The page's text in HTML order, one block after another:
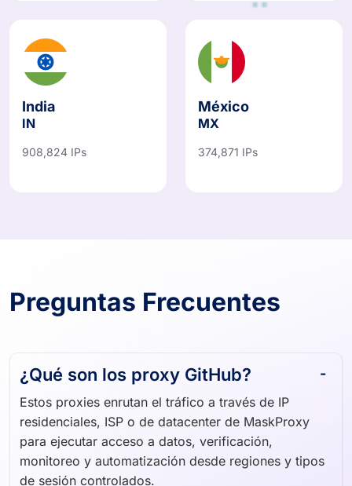
India
IN
908,824 IPs
México
MX
374,871 IPs
Preguntas Frecuentes
¿Qué son los proxy GitHub?
Estos proxies enrutan el tráfico a través de IP
residenciales, ISP o de datacenter de MaskProxy
para ejecutar acceso a datos, verificación,
monitoreo y automatización desde regiones y tipos
de sesión controlados.